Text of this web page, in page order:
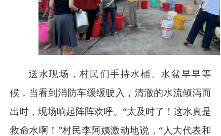
送水现场，村民们手持水桶、水盆早早等
候，当看到消防车缓缓驶入，清澈的水流倾泻而
出时，现场响起阵阵欢呼。“太及时了！这水真是
救命水啊！”村民李阿姨激动地说，“人大代表和